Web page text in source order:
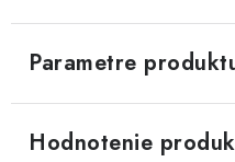
Parametre
Hodnotenie